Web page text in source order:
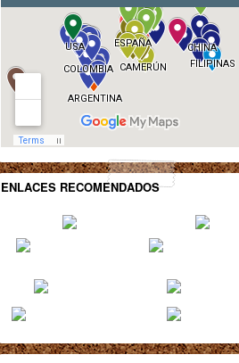
ENLACES RECOMENDADOS